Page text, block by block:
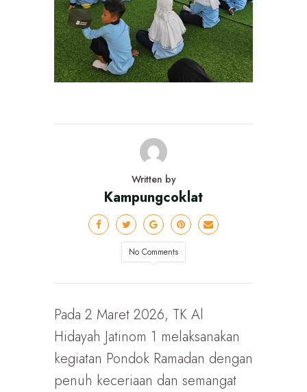
Written by
Kampungcoklat
No Comments
Pada 2 Maret 2026, TK Al
Hidayah Jatinom 1 melaksanakan
kegiatan Pondok Ramadan dengan
penuh keceriaan dan semangat